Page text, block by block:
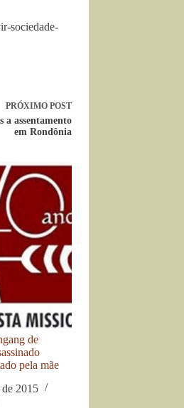
sociedade-
PRÓXIMO POST
assentamento
em Rondônia
de
pela mãe
2015